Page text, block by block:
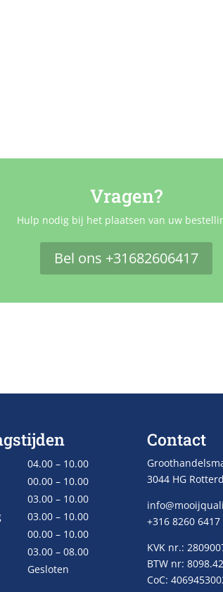
Vragen?
Hulp nodig bij het plaatsen van uw
Bel ons +31682606417
04.00 – 10.00
00.00 – 10.00
03.00 – 10.00
03.00 – 10.00
00.00 – 10.00
03.00 – 08.00
Gesloten
Contact
3044 HG
+316 8260 6417
KVK nr.:
BTW nr:
CoC: